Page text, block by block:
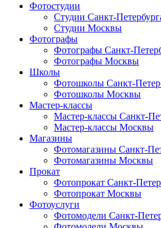
Фотостудии
Студии Санкт-
Студии Москвы
Фотографы
Фотографы Санкт-
Фотографы Москвы
Школы
Фотошколы Санкт-
Фотошколы Москвы
Мастер-классы
Мастер-классы Санкт-
Мастер-классы Москвы
Магазины
Фотомагазины Санкт-
Фотомагазины Москвы
Прокат
Фотопрокат Санкт-
Фотопрокат Москвы
Фотоуслуги
Фотомодели Санкт-